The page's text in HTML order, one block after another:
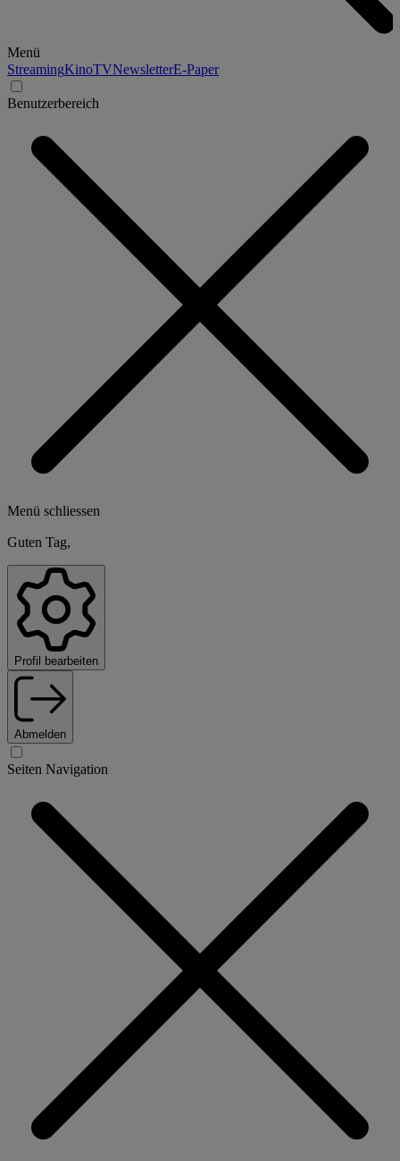
Menü
StreamingKinoTVNewsletterE-Paper
Benutzerbereich
Menü schliessen
Guten Tag,
Profil bearbeiten
Abmelden
Seiten Navigation